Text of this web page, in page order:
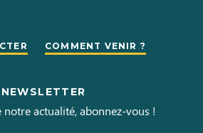
COMMENT VENIR ?
NEWSLETTER
notre actualité, abonnez-vous !